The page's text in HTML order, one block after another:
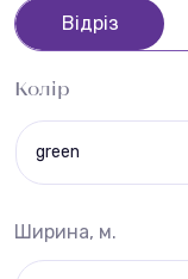
Відріз
Колір
green
Ширина, м.